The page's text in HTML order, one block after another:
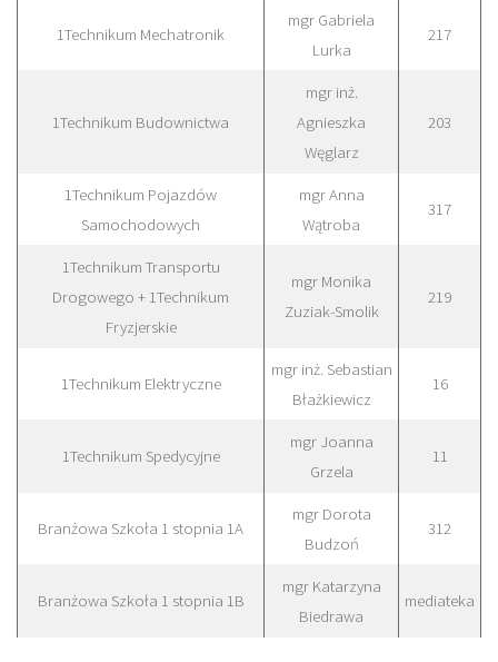
1Technikum Mechatronik
mgr Gabriela
Lurka
217
1Technikum Budownictwa
mgr inż.
Agnieszka
Węglarz
203
1Technikum Pojazdów
Samochodowych
mgr Anna
Wątroba
317
1Technikum Transportu
Drogowego + 1Technikum
Fryzjerskie
mgr Monika
Zuziak-Smolik
219
1Technikum Elektryczne
mgr inż. Sebastian
Błażkiewicz
16
1Technikum Spedycyjne
mgr Joanna
Grzela
11
Branżowa Szkoła 1 stopnia 1A
mgr Dorota
Budzoń
312
Branżowa Szkoła 1 stopnia 1B
mgr Katarzyna
Biedrawa
mediateka